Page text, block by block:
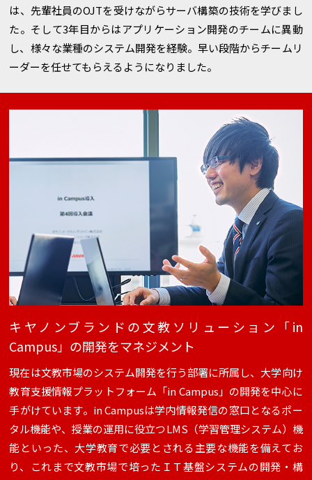
は、先輩社員のOJTを受けながらサーバ構築の技術を学びまし
た。そして3年目からはアプリケーション開発のチームに異動
し、様々な業種のシステム開発を経験。早い段階からチームリ
ーダーを任せてもらえるようになりました。
キヤノンブランドの文教ソリューション「in
Campus」の開発をマネジメント
現在は文教市場のシステム開発を行う部署に所属し、大学向け
教育支援情報プラットフォーム「in Campus」の開発を中心に
手がけています。in Campusは学内情報発信の窓口となるポー
タル機能や、授業の運用に役立つLMS（学習管理システム）機
能といった、大学教育で必要とされる主要な機能を備えてお
り、これまで文教市場で培ったＩＴ基盤システムの開発・構